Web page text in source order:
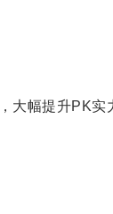
大幅提升PK实